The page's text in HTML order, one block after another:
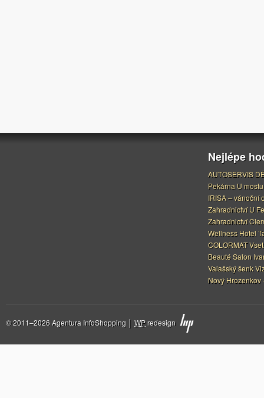
Nejlépe
AUTOSERVIS
Pekárna U mostu
IRISA – vánoční
Zahradnictví U
Zahradnictví
Wellness Hotel
COLORMAT
Beauté Salon
Valašský šenk
Nový Hrozenkov
© 2011–2026 Agentura InfoShopping │ WPredesign